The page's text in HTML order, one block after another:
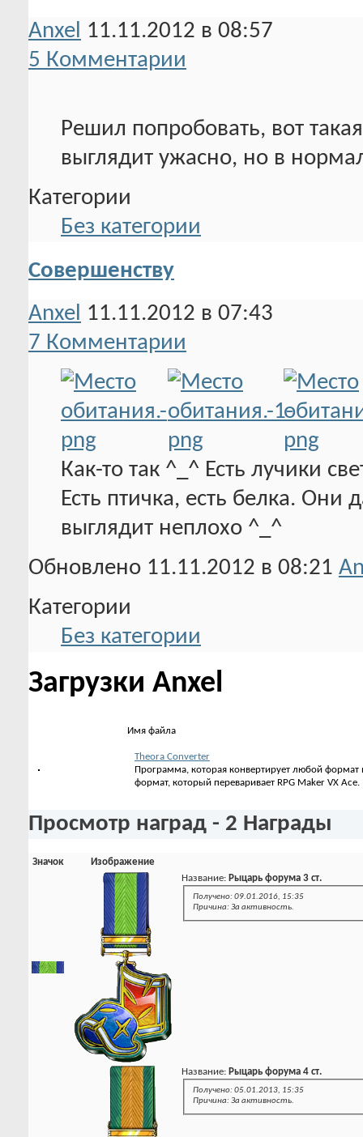
Anxel 11.11.2012 в 08:57
5 Комментарии
Решил попробовать, вот
выглядит ужасно, но в
Категории
Без категории
Совершенству
Anxel 11.11.2012 в 07:43
7 Комментарии
Как-то так ^_^ Есть лучики
Есть птичка, есть белка.
выглядит неплохо ^_^
Обновлено 11.11.2012 в 08:21
Категории
Без категории
Загрузки Anxel
Имя файла
Theora Converter
Программа, которая конвертирует любой формат
формат, который переваривает RPG Maker VX Ace.
Просмотр наград - 2 Награды
Значок
Изображение
Название: Рыцарь форума 3 ст.
Получено: 09.01.2016, 15:35
Причина: За активность.
Название: Рыцарь форума 4 ст.
Получено: 05.01.2013, 15:35
Причина: За активность.